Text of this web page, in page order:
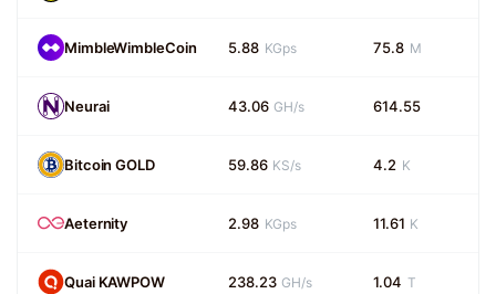
MimbleWimbleCoin 5.88 KGps 75.8 M
Neurai 43.06 GH/s 614.55
Bitcoin GOLD 59.86 KS/s 4.2 K
Aeternity 2.98 KGps 11.61 K
Quai KAWPOW 238.23 GH/s 1.04 T